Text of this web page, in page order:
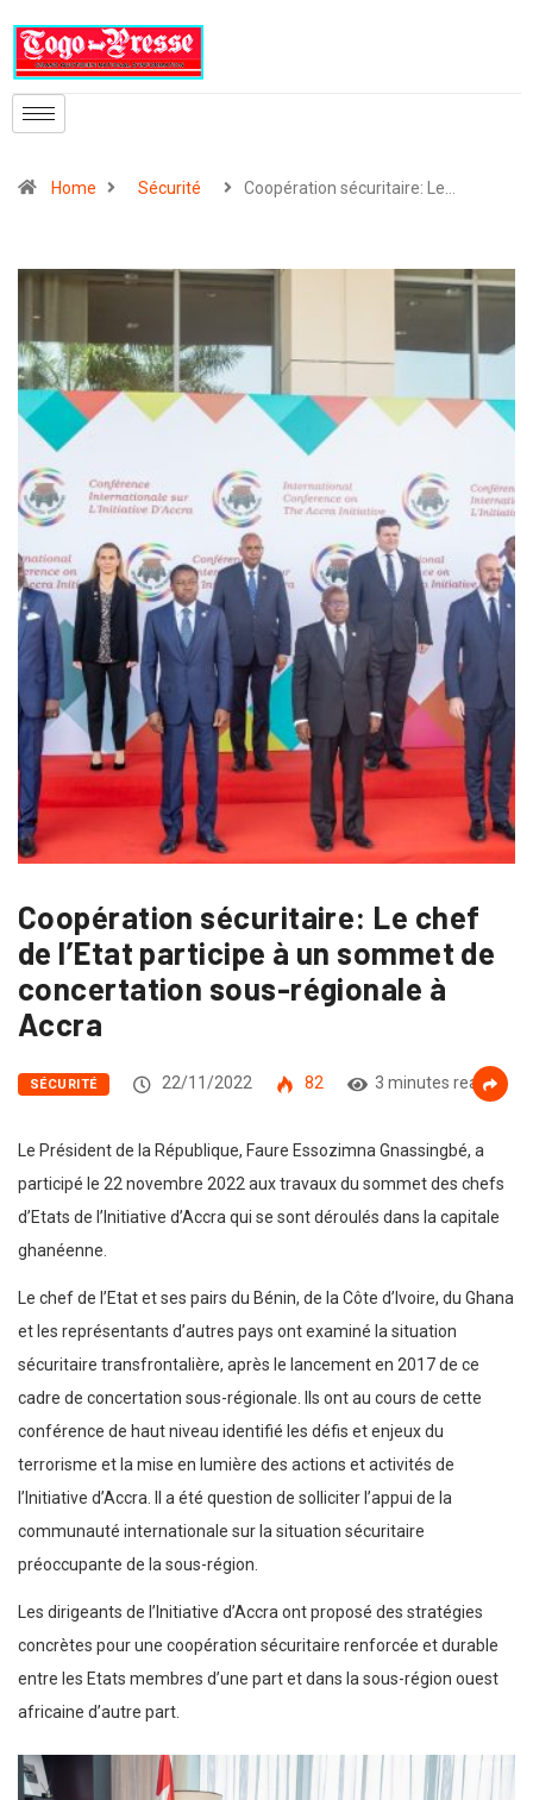
Home Sécurité Coopération sécuritaire: Le…
Coopération sécuritaire: Le chef
de l’Etat participe à un sommet de
concertation sous-régionale à
Accra
SÉCURITÉ 22/11/2022 82 3 minutes read
Le Président de la République, Faure Essozimna Gnassingbé, a
participé le 22 novembre 2022 aux travaux du sommet des chefs
d’Etats de l’Initiative d’Accra qui se sont déroulés dans la capitale
ghanéenne.
Le chef de l’Etat et ses pairs du Bénin, de la Côte d’Ivoire, du Ghana
et les représentants d’autres pays ont examiné la situation
sécuritaire transfrontalière, après le lancement en 2017 de ce
cadre de concertation sous-régionale. Ils ont au cours de cette
conférence de haut niveau identifié les défis et enjeux du
terrorisme et la mise en lumière des actions et activités de
l’Initiative d’Accra. Il a été question de solliciter l’appui de la
communauté internationale sur la situation sécuritaire
préoccupante de la sous-région.
Les dirigeants de l’Initiative d’Accra ont proposé des stratégies
concrètes pour une coopération sécuritaire renforcée et durable
entre les Etats membres d’une part et dans la sous-région ouest
africaine d’autre part.